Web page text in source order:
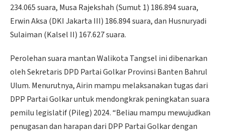
234.065 suara, Musa Rajekshah (Sumut 1) 186.894 suara,
Erwin Aksa (DKI Jakarta III) 186.894 suara, dan Husnuryadi
Sulaiman (Kalsel II) 167.627 suara.
Perolehan suara mantan Walikota Tangsel ini dibenarkan
oleh Sekretaris DPD Partai Golkar Provinsi Banten Bahrul
Ulum. Menurutnya, Airin mampu melaksanakan tugas dari
DPP Partai Golkar untuk mendongkrak peningkatan suara
pemilu legislatif (Pileg) 2024. “Beliau mampu mewujudkan
penugasan dan harapan dari DPP Partai Golkar dengan